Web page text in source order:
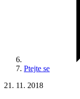
Ptejte se
21. 11. 2018